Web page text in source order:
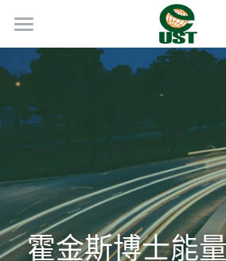
Home
線上商店
免費會員專區
霍金斯博士能
商品分類